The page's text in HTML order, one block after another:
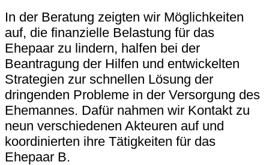
In der Beratung zeigten wir Möglichkeiten
auf, die finanzielle Belastung für das
Ehepaar zu lindern, halfen bei der
Beantragung der Hilfen und entwickelten
Strategien zur schnellen Lösung der
dringenden Probleme in der Versorgung des
Ehemannes. Dafür nahmen wir Kontakt zu
neun verschiedenen Akteuren auf und
koordinierten ihre Tätigkeiten für das
Ehepaar B.